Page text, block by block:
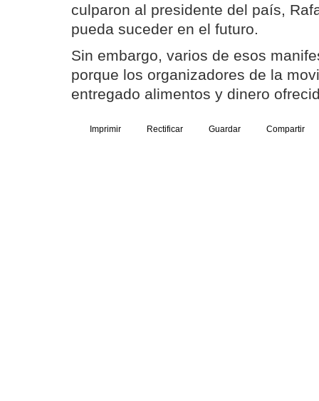
culparon al presidente del país,
pueda suceder en el futuro.
Sin embargo, varios de esos
porque los organizadores de la
entregado alimentos y dinero
Imprimir Rectificar Guardar Compartir